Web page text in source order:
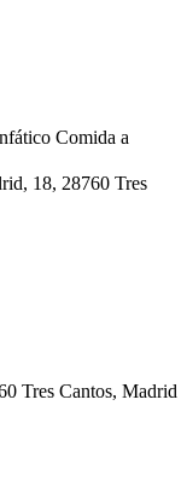
Comida a
18, 28760 Tres
Tres Cantos, Madrid